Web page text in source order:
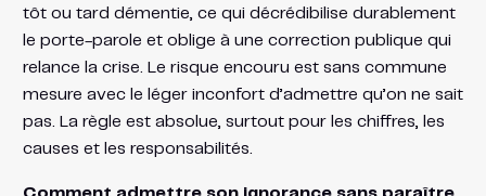
tôt ou tard démentie, ce qui décrédibilise durablement
le porte-parole et oblige à une correction publique qui
relance la crise. Le risque encouru est sans commune
mesure avec le léger inconfort d’admettre qu’on ne sait
pas. La règle est absolue, surtout pour les chiffres, les
causes et les responsabilités.